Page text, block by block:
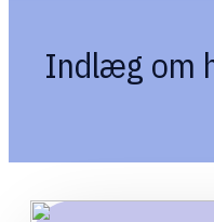
Indlæg om